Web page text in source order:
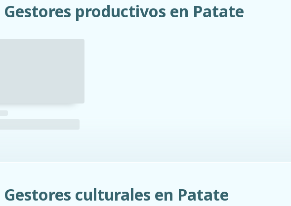
Gestores productivos en Patate
Gestores culturales en Patate